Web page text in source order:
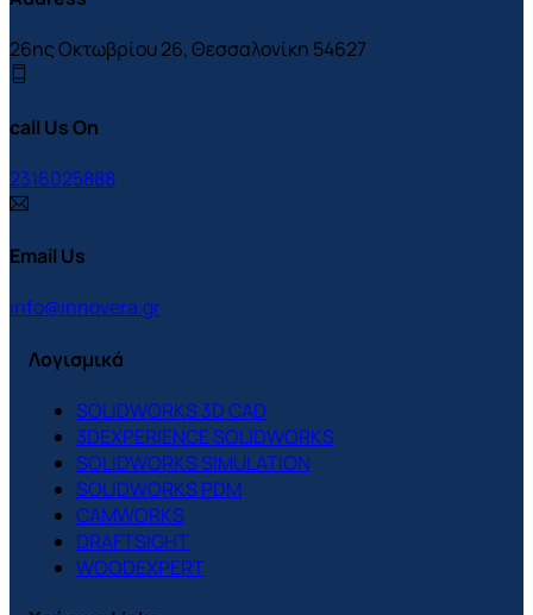
26ης Οκτωβρίου 26, Θεσσαλονίκη 54627
call Us On
2316025888
Email Us
info@innovera.gr
Λογισμικά
SOLIDWORKS 3D CAD
3DEXPERIENCE SOLIDWORKS
SOLIDWORKS SIMULATION
SOLIDWORKS PDM
CAMWORKS
DRAFTSIGHT
WOODEXPERT